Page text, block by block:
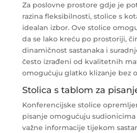
Za poslovne prostore gdje je
razina fleksibilnosti, stolice s
idealan izbor. Ove stolice
da se lako kreću po prostoriji,
dinamičnost sastanaka i
često izrađeni od kvalitetnih
omogućuju glatko klizanje bez
Stolica s tablom za
Konferencijske stolice
pisanje omogućuju sudionicima
važne informacije tijekom